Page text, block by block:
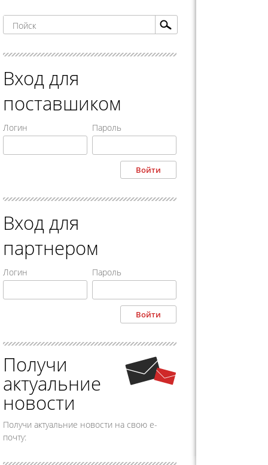
Вход для
поставшиком
Логин Пароль
Вход для
партнером
Логин Пароль
Получи
актуальние
новости
Получи актуальние новости на свою е-
почту: